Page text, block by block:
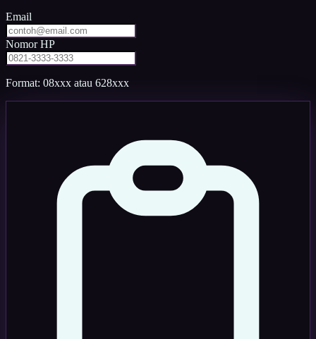
Email
Nomor HP
Format: 08xxx atau 628xxx